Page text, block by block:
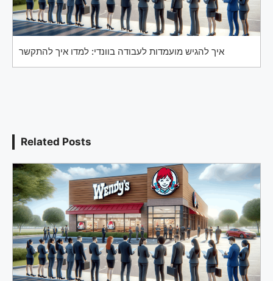
איך להגיש מועמדות לעבודה בוונדי: למדו איך להתקשר
Related Posts